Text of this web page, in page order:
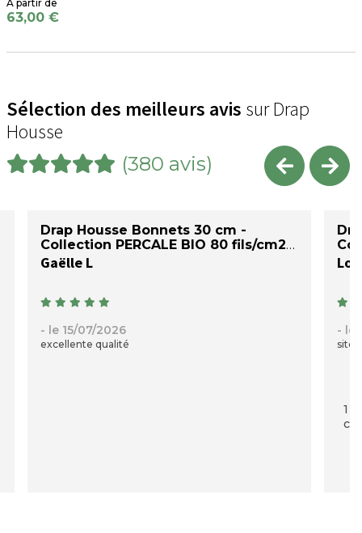
63,00 €
Sélection des meilleurs avis sur Drap
Housse
(380 avis)
Drap Housse Bonnets 30 cm -
Collection PERCALE BIO 80 fils/cm2
Gaëlle L
- le 15/07/2026
excellente qualité
- le
site
1